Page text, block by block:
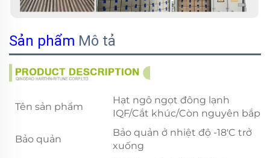
Sản phẩm Mô tả
Tên sản phẩm
Hạt ngô ngọt đông lạnh
IQF/Cắt khúc/Còn nguyên bắp
Bảo quản
Bảo quản ở nhiệt độ -18'C trở
xuống